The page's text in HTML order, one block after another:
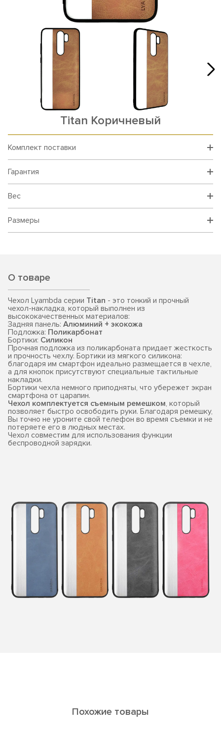
Titan Коричневый
Комплект поставки
Гарантия
Вес
Размеры
О товаре
Чехол Lyambda серии Titan - это тонкий и прочный
чехол-накладка, который выполнен из
высококачественных материалов:
Задняя панель: Алюминий + экокожа
Подложка: Поликарбонат
Бортики: Силикон
Прочная подложка из поликарбоната придает жесткость
и прочность чехлу. Бортики из мягкого силикона:
благодаря им смартфон идеально размещается в чехле,
а для кнопок присутствуют специальные тактильные
накладки.
Бортики чехла немного приподняты, что убережет экран
смартфона от царапин.
Чехол комплектуется съемным ремешком, который
позволяет быстро освободить руки. Благодаря ремешку,
Вы точно не уроните свой телефон во время съемки и не
потеряете его в людных местах.
Чехол совместим для использования функции
беспроводной зарядки.
Похожие товары